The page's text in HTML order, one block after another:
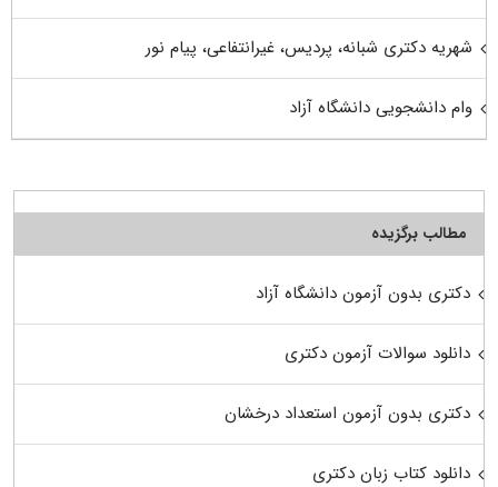
شهریه دکتری شبانه، پردیس، غیرانتفاعی، پیام نور
وام دانشجویی دانشگاه آزاد
مطالب برگزیده
دکتری بدون آزمون دانشگاه آزاد
دانلود سوالات آزمون دکتری
دکتری بدون آزمون استعداد درخشان
دانلود کتاب زبان دکتری